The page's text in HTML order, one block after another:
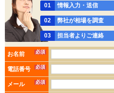
01 情報入力・送信
02 弊社が相場を調査
03 担当者よりご連絡
お名前 必須
電話番号 必須
メール 必須